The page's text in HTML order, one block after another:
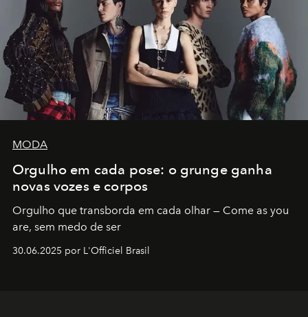
MODA
Orgulho em cada pose: o grunge ganha
novas vozes e corpos
Orgulho que transborda em cada olhar — Come as you
are, sem medo de ser
30.06.2025 por L'Officiel Brasil